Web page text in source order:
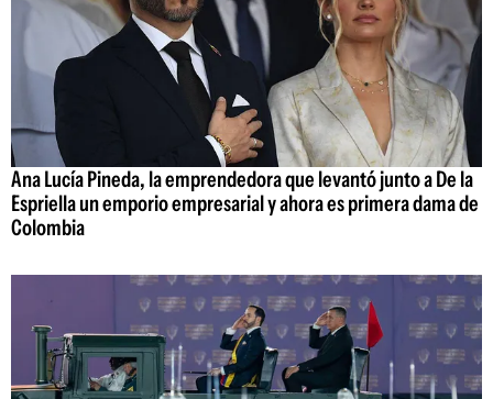
Ana Lucía Pineda, la emprendedora que levantó junto a De la
Espriella un emporio empresarial y ahora es primera dama de
Colombia